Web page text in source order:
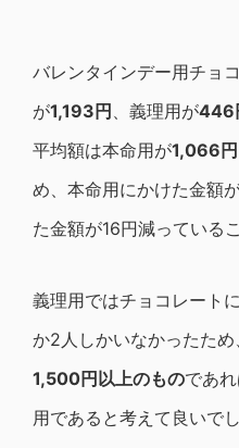
バレンタインデー用チョ
が1,193円 、義理用が446
平均額は本命用が1,066円
め、本命用にかけた金額
た金額が16円減っている
義理用ではチョコレート
か2人しかいなかったため
1,500円以上のものであ
用であると考えて良いでし